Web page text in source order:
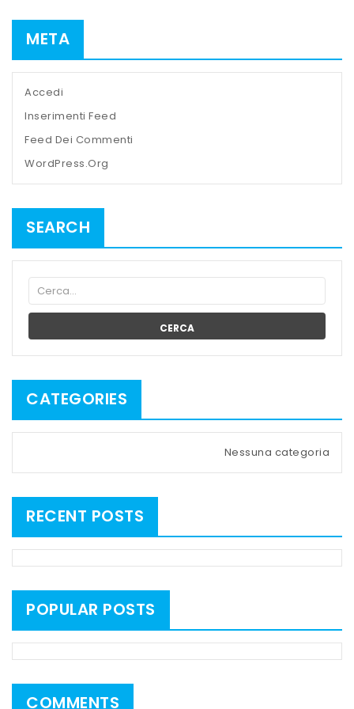
META
Accedi
Inserimenti Feed
Feed Dei Commenti
WordPress.org
SEARCH
CERCA
CATEGORIES
Nessuna categoria
RECENT POSTS
POPULAR POSTS
COMMENTS